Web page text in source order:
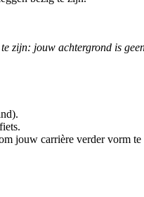
zijn: jouw achtergrond is
jouw carrière verder vorm